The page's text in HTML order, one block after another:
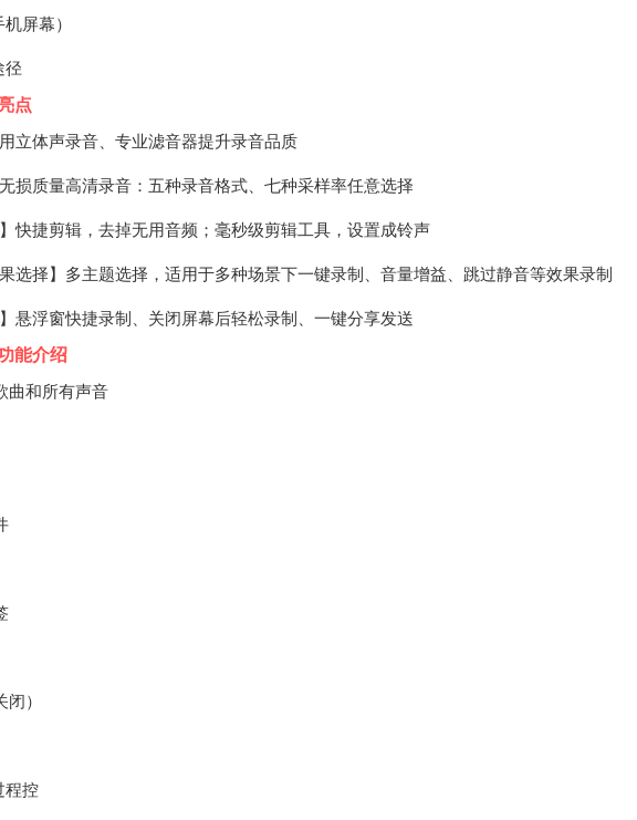
屏幕）
径
点
立体声录音、专业滤音器提升录音品质
损质量高清录音：五种录音格式、七种采样率任意选择
快捷剪辑，去掉无用音频；毫秒级剪辑工具，设置成铃声
选择】多主题选择，适用于多种场景下一键录制、音量增益、跳过静音等效果录制
悬浮窗快捷录制、关闭屏幕后轻松录制、一键分享发送
能介绍
曲和所有声音
）
程控